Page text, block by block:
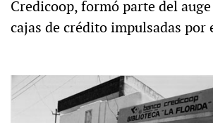
Credicoop, formó parte del
cajas de crédito impulsadas por